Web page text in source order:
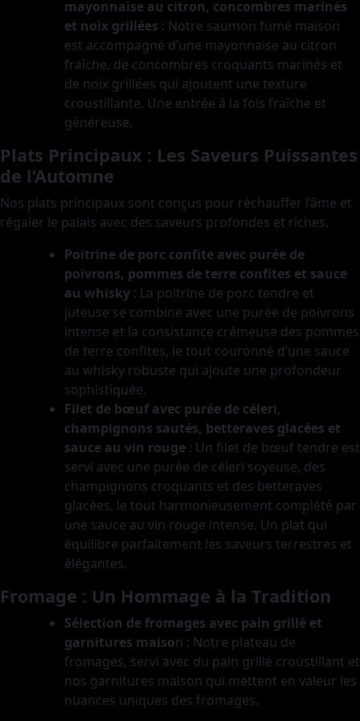
mayonnaise au citron, concombres marinés
et noix grillées : Notre saumon fumé maison
est accompagné d’une mayonnaise au citron
fraîche, de concombres croquants marinés et
de noix grillées qui ajoutent une texture
croustillante. Une entrée à la fois fraîche et
généreuse.
Plats Principaux : Les Saveurs Puissantes
de l’Automne
Nos plats principaux sont conçus pour réchauffer l’âme et
régaler le palais avec des saveurs profondes et riches.
Poitrine de porc confite avec purée de
poivrons, pommes de terre confites et sauce
au whisky : La poitrine de porc tendre et
juteuse se combine avec une purée de poivrons
intense et la consistance crémeuse des pommes
de terre confites, le tout couronné d’une sauce
au whisky robuste qui ajoute une profondeur
sophistiquée.
Filet de bœuf avec purée de céleri,
champignons sautés, betteraves glacées et
sauce au vin rouge : Un filet de bœuf tendre est
servi avec une purée de céleri soyeuse, des
champignons croquants et des betteraves
glacées, le tout harmonieusement complété par
une sauce au vin rouge intense. Un plat qui
équilibre parfaitement les saveurs terrestres et
élégantes.
Fromage : Un Hommage à la Tradition
Sélection de fromages avec pain grillé et
garnitures maison : Notre plateau de
fromages, servi avec du pain grillé croustillant et
nos garnitures maison qui mettent en valeur les
nuances uniques des fromages.